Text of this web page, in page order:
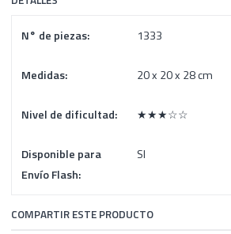
N° de piezas: 1333
Medidas: 20 x 20 x 28 cm
Nivel de dificultad: ★★★☆☆
Disponible para
Envío Flash:
SI
COMPARTIR ESTE PRODUCTO